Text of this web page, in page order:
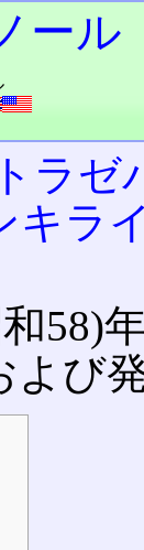
ール
ラゼ
キラ
58)
よび